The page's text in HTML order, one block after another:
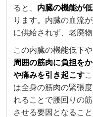
ると、 内臓の機能が
ります。内臓の血流
に供給されず、老廃
この内臓の機能低下や
周囲の筋肉に負担を
や痛みを引き起こす
は全身の筋肉の緊張
れることで腰回りの
させる要因となること